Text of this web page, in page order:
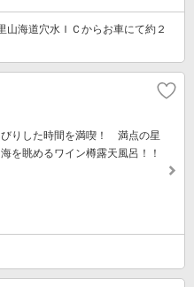
山海道穴水ＩＣからお車にて約２
りした時間を満喫！ 満点の星
を眺めるワイン樽露天風呂！！